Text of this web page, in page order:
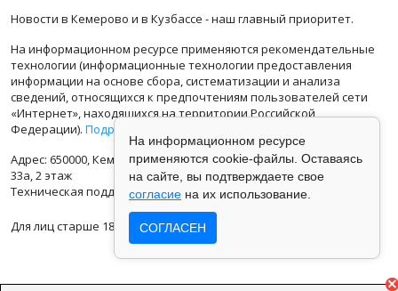
Новости в Кемерово и в Кузбассе - наш главный приоритет.
На информационном ресурсе применяются рекомендательные
технологии (информационные технологии предоставления
информации на основе сбора, систематизации и анализа
сведений, относящихся к предпочтениям пользователей сети
«Интернет», находящихся на территории Российской
Федерации). Подробная информация
Адрес: 650000, Кемеровская Область, г.Кемерово, ул.Кузбасская
33а, 2 этаж
Техническая поддержка: support@vse42.ru
Для лиц старше 18 лет.
На информационном ресурсе
применяются cookie-файлы. Оставаясь
на сайте, вы подтверждаете свое
согласие на их использование.
СОГЛАСЕН